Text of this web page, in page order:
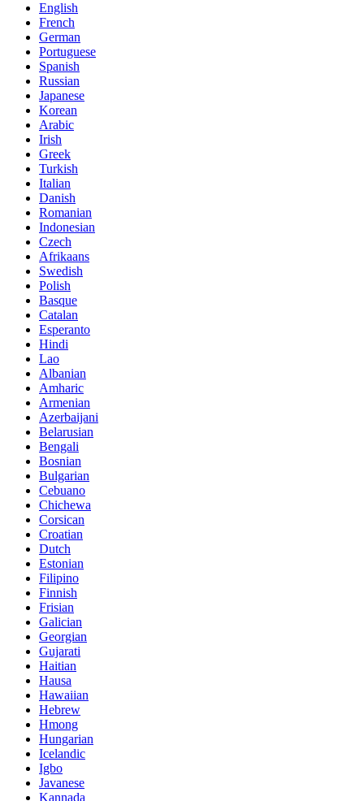
English
French
German
Portuguese
Spanish
Russian
Japanese
Korean
Arabic
Irish
Greek
Turkish
Italian
Danish
Romanian
Indonesian
Czech
Afrikaans
Swedish
Polish
Basque
Catalan
Esperanto
Hindi
Lao
Albanian
Amharic
Armenian
Azerbaijani
Belarusian
Bengali
Bosnian
Bulgarian
Cebuano
Chichewa
Corsican
Croatian
Dutch
Estonian
Filipino
Finnish
Frisian
Galician
Georgian
Gujarati
Haitian
Hausa
Hawaiian
Hebrew
Hmong
Hungarian
Icelandic
Igbo
Javanese
Kannada